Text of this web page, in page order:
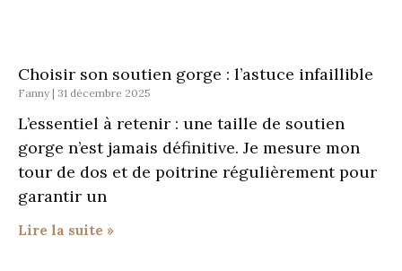
Choisir son soutien gorge : l’astuce infaillible
Fanny 31 décembre 2025
L’essentiel à retenir : une taille de soutien
gorge n’est jamais définitive. Je mesure mon
tour de dos et de poitrine régulièrement pour
garantir un
Lire la suite »